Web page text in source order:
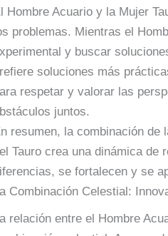
Hombre Acuario y la Mujer
problemas. Mientras el
y buscar
soluciones más
respetar y valorar las
juntos.
resumen, la combinación de
Tauro crea una dinámica de
se fortalecen y se
Combinación Celestial:
relación entre el Hombre